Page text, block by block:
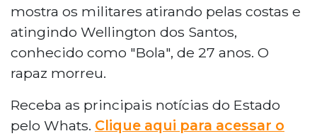
mostra os militares atirando pelas costas e
atingindo Wellington dos Santos,
conhecido como "Bola", de 27 anos. O
rapaz morreu.
Receba as principais notícias do Estado
pelo Whats. Clique aqui para acessar o